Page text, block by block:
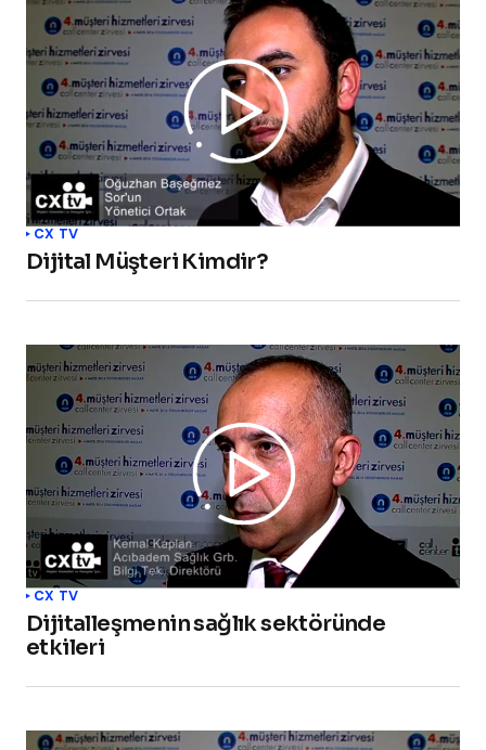
CX TV
Dijital Müşteri Kimdir?
CX TV
Dijitalleşmenin sağlık sektöründe
etkileri